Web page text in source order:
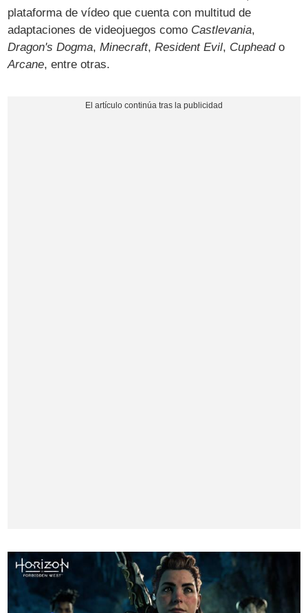
plataforma de vídeo que cuenta con multitud de
adaptaciones de videojuegos como Castlevania,
Dragon's Dogma,Minecraft, Resident Evil, Cupheado
Arcane, entre otras.